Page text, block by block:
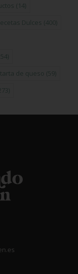
(14)
Dulces (400)
tarta de queso (59)